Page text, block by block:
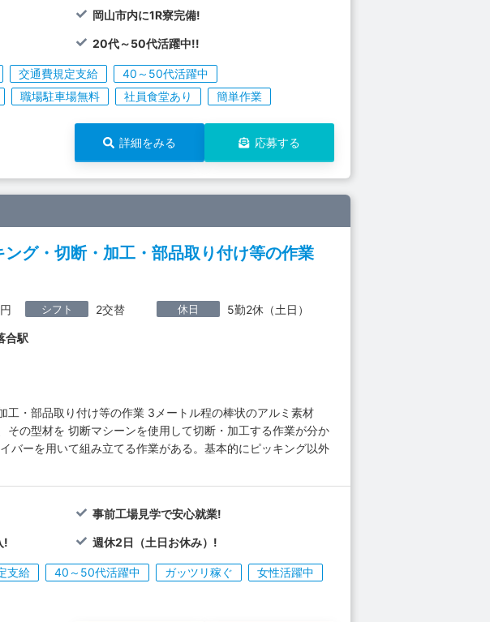
岡山市内に1R寮完備!
20代～50代活躍中!!
交通費規定支給
40～50代活躍中
職場駐車場無料 社員食堂あり 簡単作業
詳細をみる 応募する
グ・切断・加工・部品取り付け等の作業
シフト 2交替 休日 5勤2休（土日）
合駅
工・部品取り付け等の作業 3メートル程の棒状のアルミ素材
その型材を 切断マシーンを使用して切断・加工する作業が分か
バーを用いて組み立てる作業がある。基本的にピッキング以外
事前工場見学で安心就業!
! 週休2日（土日お休み）!
支給 40～50代活躍中 ガッツリ稼ぐ
女性活躍中